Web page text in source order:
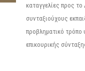
καταγγελίες προς
συνταξιούχους
προβληματικό τρόπο
επικουρικής